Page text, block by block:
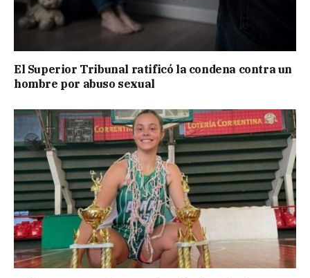
El Superior Tribunal ratificó la condena contra un
hombre por abuso sexual